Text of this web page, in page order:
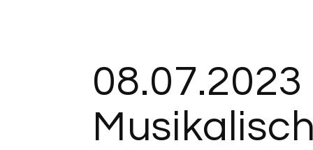
08.07.2023